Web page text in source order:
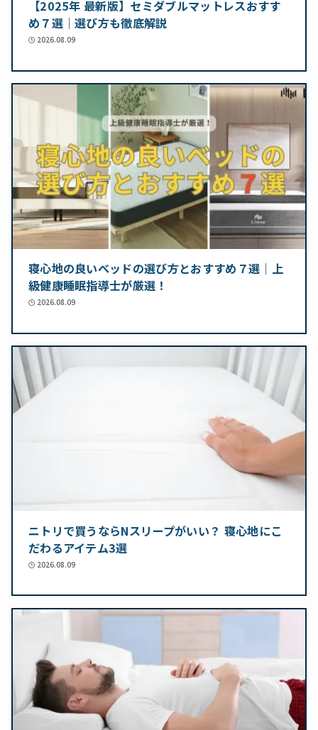
【2025年 最新版】セミダブルマットレスおすす
め７選｜選び方も徹底解説
2026.08.09
寝心地の良いベッドの選び方とおすすめ７選｜上
級健康睡眠指導士が厳選！
2026.08.09
ニトリで買うならNスリープがいい？ 寝心地にこ
だわるアイテム3選
2026.08.09